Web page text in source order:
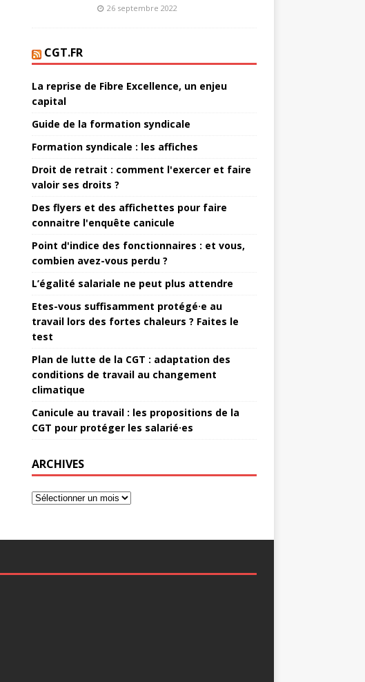
26 septembre 2022
CGT.FR
La reprise de Fibre Excellence, un enjeu
capital
Guide de la formation syndicale
Formation syndicale : les affiches
Droit de retrait : comment l'exercer et faire
valoir ses droits ?
Des flyers et des affichettes pour faire
connaitre l'enquête canicule
Point d'indice des fonctionnaires : et vous,
combien avez-vous perdu ?
L’égalité salariale ne peut plus attendre
Etes-vous suffisamment protégé·e au
travail lors des fortes chaleurs ? Faites le
test
Plan de lutte de la CGT : adaptation des
conditions de travail au changement
climatique
Canicule au travail : les propositions de la
CGT pour protéger les salarié·es
ARCHIVES